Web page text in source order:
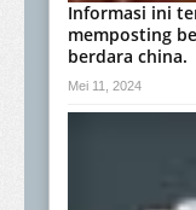
Informasi ini
memposting
berdara china.
Mei 11, 2024